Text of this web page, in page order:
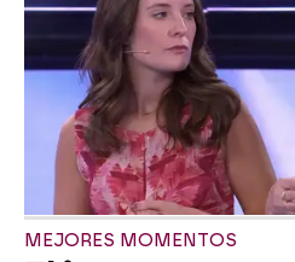
MEJORES MOMENTOS